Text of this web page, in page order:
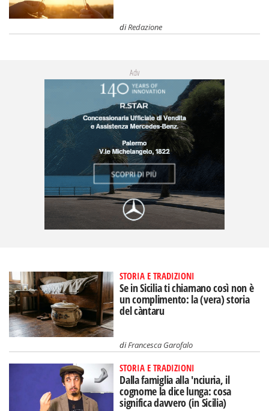
diRedazione
Adv
STORIA E TRADIZIONI
Se in Sicilia ti chiamano così non è
un complimento: la (vera) storia
del càntaru
diFrancesca Garofalo
STORIA E TRADIZIONI
Dalla famiglia alla 'nciuria, il
cognome la dice lunga: cosa
significa davvero (in Sicilia)